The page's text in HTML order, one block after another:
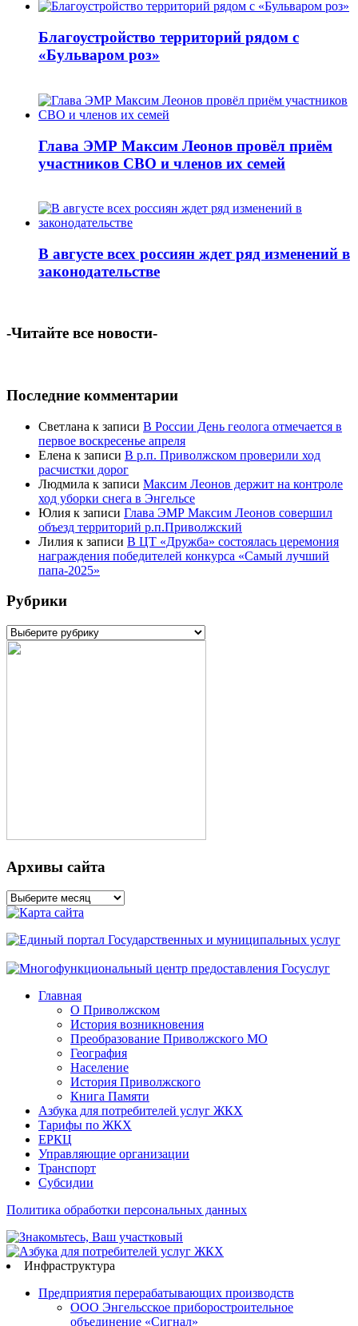
Благоустройство территорий рядом с
«Бульваром роз»
Глава ЭМР Максим Леонов провёл приём
участников СВО и членов их семей
В августе всех россиян ждет ряд изменений в
законодательстве
-Читайте все новости-
Последние комментарии
Светлана к записи В России День геолога отмечается в
первое воскресенье апреля
Елена к записи В р.п. Приволжском проверили ход
расчистки дорог
Людмила к записи Максим Леонов держит на контроле
ход уборки снега в Энгельсе
Юлия к записи Глава ЭМР Максим Леонов совершил
объезд территорий р.п.Приволжский
Лилия к записи В ЦТ «Дружба» состоялась церемония
награждения победителей конкурса «Самый лучший
папа-2025»
Рубрики
Рубрики
Архивы сайта
Архивы
сайта
Главная
О Приволжском
История возникновения
Преобразование Приволжского МО
География
Население
История Приволжского
Книга Памяти
Азбука для потребителей услуг ЖКХ
Тарифы по ЖКХ
ЕРКЦ
Управляющие организации
Транспорт
Субсидии
Политика обработки персональных данных
Инфраструктура
Предприятия перерабатывающих производств
ООО Энгельсское приборостроительное
объединение «Сигнал»